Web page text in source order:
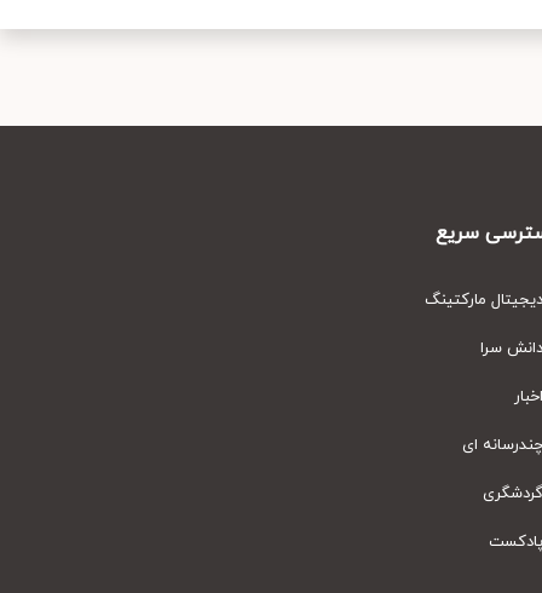
سریع
مارکتینگ
سرا
ای